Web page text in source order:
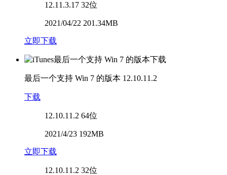
12.11.3.17 32位
2021/04/22 201.34MB
立即下载
最后一个支持 Win 7 的版本 12.10.11.2
下载
12.10.11.2 64位
2021/4/23 192MB
立即下载
12.10.11.2 32位